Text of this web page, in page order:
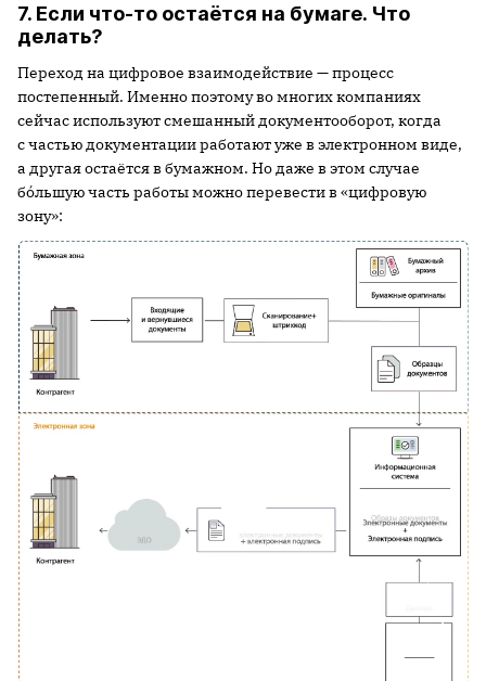
7. Если что-то остаётся на бумаге. Что
делать?
Переход на цифровое взаимодействие — процесс
постепенный. Именно поэтому во многих компаниях
сейчас используют смешанный документооборот, когда
с частью документации работают уже в электронном виде,
а другая остаётся в бумажном. Но даже в этом случае
бóльшую часть работы можно перевести в «цифровую
зону»: